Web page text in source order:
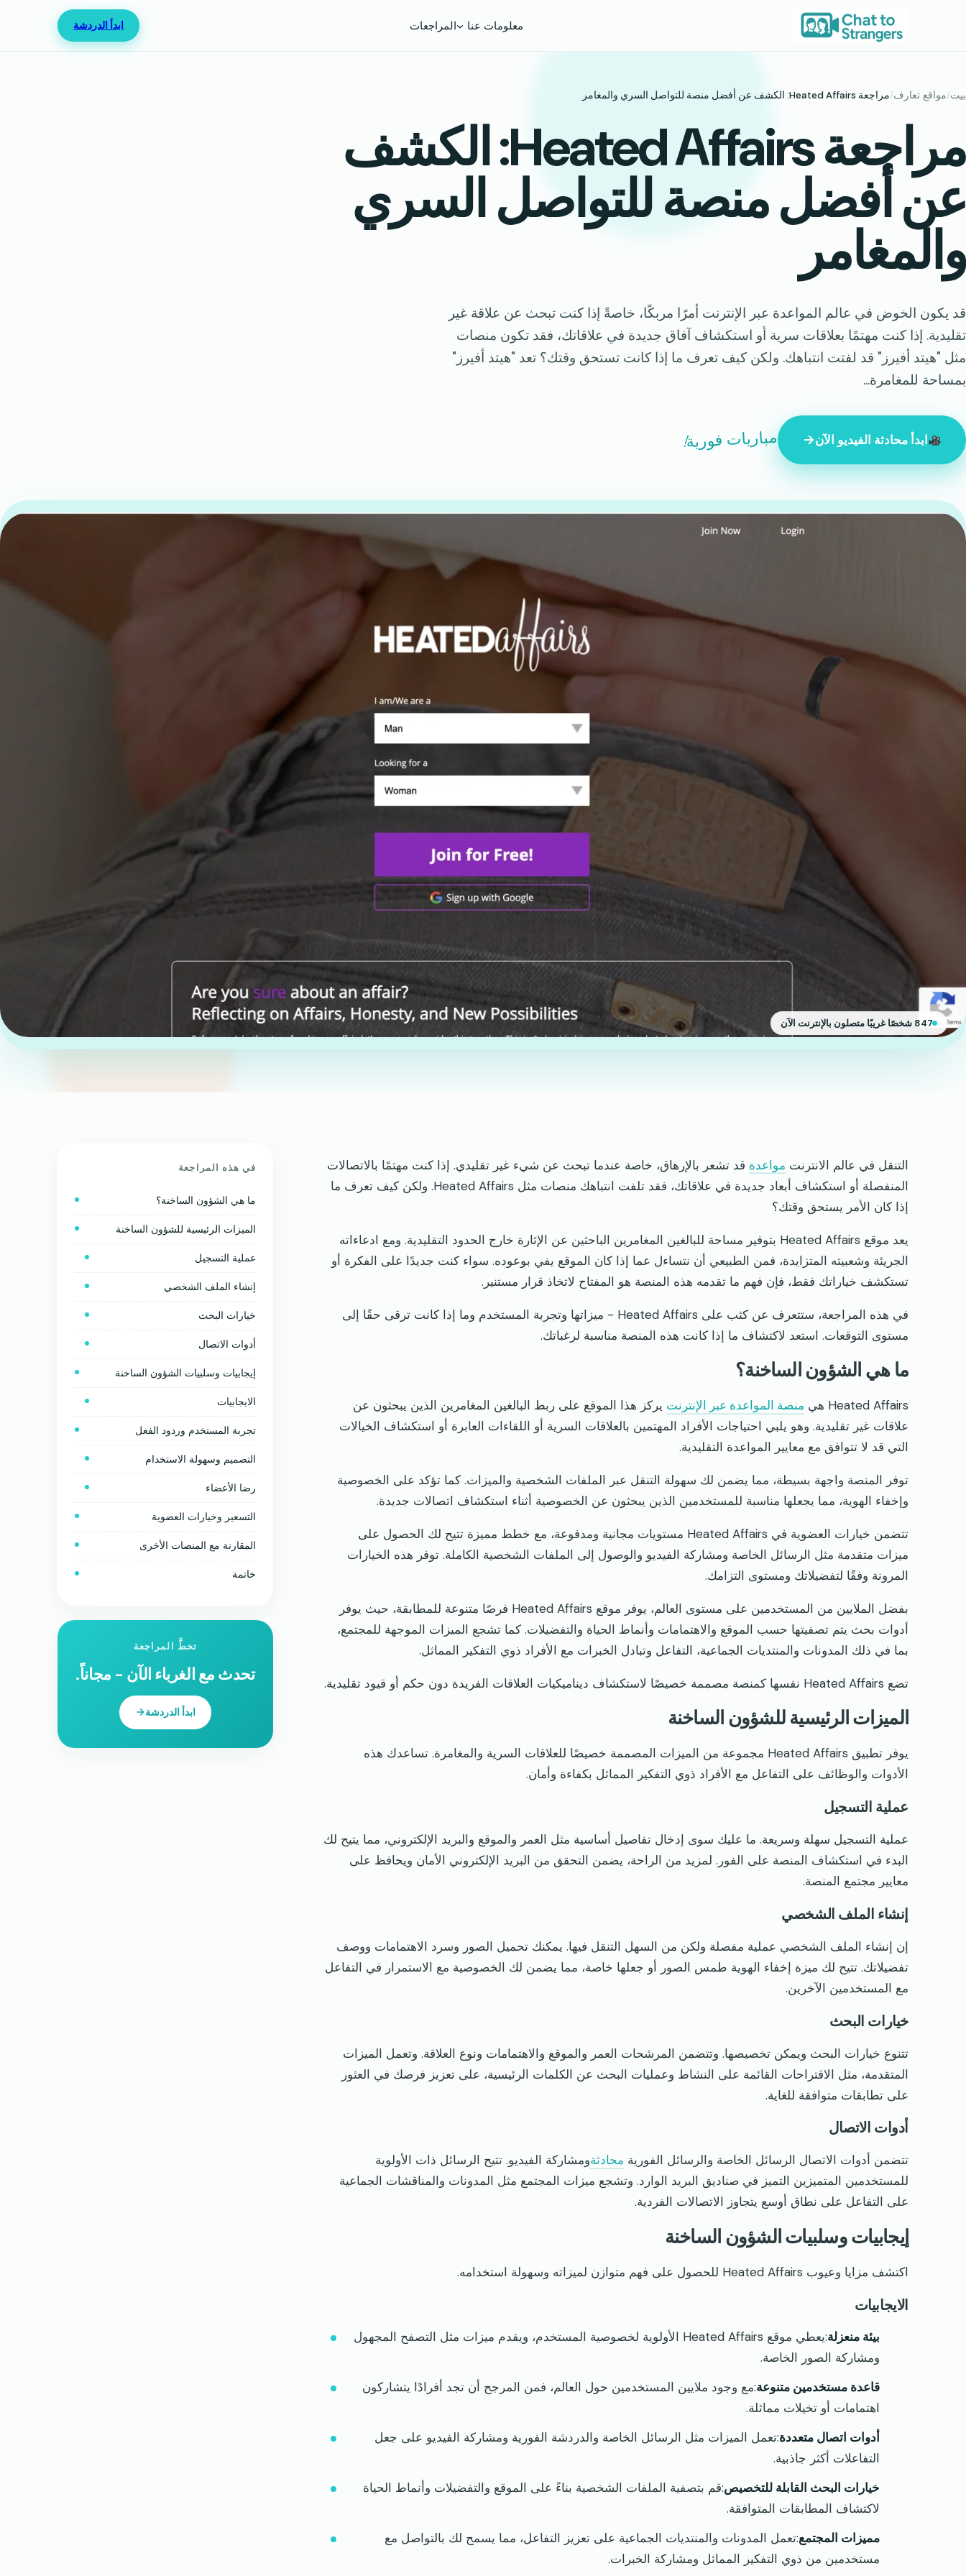
معلومات عنا المراجعات ابدأ الدردشة
بيت/مواقع تعارف/مراجعة Heated Affairs: الكشف عن أفضل منصة للتواصل السري والمغامر
مراجعة Heated Affairs: الكشف
عن أفضل منصة للتواصل السري
والمغامر
قد يكون الخوض في عالم المواعدة عبر الإنترنت أمرًا مربكًا، خاصةً إذا كنت تبحث عن علاقة غير
تقليدية. إذا كنت مهتمًا بعلاقات سرية أو استكشاف آفاق جديدة في علاقاتك، فقد تكون منصات
مثل "هيتد أفيرز" قد لفتت انتباهك. ولكن كيف تعرف ما إذا كانت تستحق وقتك؟ تعد "هيتد أفيرز"
بمساحة للمغامرة...
ابدأ محادثة الفيديو الآن مباريات فورية!
847 شخصًا غريبًا متصلون بالإنترنت الآن
التنقل في عالم الانترنت مواعدة قد تشعر بالإرهاق، خاصة عندما تبحث عن شيء غير تقليدي. إذا كنت مهتمًا بالاتصالات
المنفصلة أو استكشاف أبعاد جديدة في علاقاتك، فقد تلفت انتباهك منصات مثل Heated Affairs. ولكن كيف تعرف ما
إذا كان الأمر يستحق وقتك؟
يعد موقع Heated Affairs بتوفير مساحة للبالغين المغامرين الباحثين عن الإثارة خارج الحدود التقليدية. ومع ادعاءاته
الجريئة وشعبيته المتزايدة، فمن الطبيعي أن نتساءل عما إذا كان الموقع يفي بوعوده. سواء كنت جديدًا على الفكرة أو
تستكشف خياراتك فقط، فإن فهم ما تقدمه هذه المنصة هو المفتاح لاتخاذ قرار مستنير.
في هذه المراجعة، ستتعرف عن كثب على Heated Affairs - ميزاتها وتجربة المستخدم وما إذا كانت ترقى حقًا إلى
مستوى التوقعات. استعد لاكتشاف ما إذا كانت هذه المنصة مناسبة لرغباتك.
ما هي الشؤون الساخنة؟
Heated Affairs هي منصة المواعدة عبر الإنترنت يركز هذا الموقع على ربط البالغين المغامرين الذين يبحثون عن
علاقات غير تقليدية. وهو يلبي احتياجات الأفراد المهتمين بالعلاقات السرية أو اللقاءات العابرة أو استكشاف الخيالات
التي قد لا تتوافق مع معايير المواعدة التقليدية.
توفر المنصة واجهة بسيطة، مما يضمن لك سهولة التنقل عبر الملفات الشخصية والميزات. كما تؤكد على الخصوصية
وإخفاء الهوية، مما يجعلها مناسبة للمستخدمين الذين يبحثون عن الخصوصية أثناء استكشاف اتصالات جديدة.
تتضمن خيارات العضوية في Heated Affairs مستويات مجانية ومدفوعة، مع خطط مميزة تتيح لك الحصول على
ميزات متقدمة مثل الرسائل الخاصة ومشاركة الفيديو والوصول إلى الملفات الشخصية الكاملة. توفر هذه الخيارات
المرونة وفقًا لتفضيلاتك ومستوى التزامك.
بفضل الملايين من المستخدمين على مستوى العالم، يوفر موقع Heated Affairs فرصًا متنوعة للمطابقة، حيث يوفر
أدوات بحث يتم تصفيتها حسب الموقع والاهتمامات وأنماط الحياة والتفضيلات. كما تشجع الميزات الموجهة للمجتمع،
بما في ذلك المدونات والمنتديات الجماعية، التفاعل وتبادل الخبرات مع الأفراد ذوي التفكير المماثل.
تضع Heated Affairs نفسها كمنصة مصممة خصيصًا لاستكشاف ديناميكيات العلاقات الفريدة دون حكم أو قيود تقليدية.
الميزات الرئيسية للشؤون الساخنة
يوفر تطبيق Heated Affairs مجموعة من الميزات المصممة خصيصًا للعلاقات السرية والمغامرة. تساعدك هذه
الأدوات والوظائف على التفاعل مع الأفراد ذوي التفكير المماثل بكفاءة وأمان.
عملية التسجيل
عملية التسجيل سهلة وسريعة. ما عليك سوى إدخال تفاصيل أساسية مثل العمر والموقع والبريد الإلكتروني، مما يتيح لك
البدء في استكشاف المنصة على الفور. لمزيد من الراحة، يضمن التحقق من البريد الإلكتروني الأمان ويحافظ على
معايير مجتمع المنصة.
إنشاء الملف الشخصي
إن إنشاء الملف الشخصي عملية مفصلة ولكن من السهل التنقل فيها. يمكنك تحميل الصور وسرد الاهتمامات ووصف
تفضيلاتك. تتيح لك ميزة إخفاء الهوية طمس الصور أو جعلها خاصة، مما يضمن لك الخصوصية مع الاستمرار في التفاعل
مع المستخدمين الآخرين.
خيارات البحث
تتنوع خيارات البحث ويمكن تخصيصها. وتتضمن المرشحات العمر والموقع والاهتمامات ونوع العلاقة. وتعمل الميزات
المتقدمة، مثل الاقتراحات القائمة على النشاط وعمليات البحث عن الكلمات الرئيسية، على تعزيز فرصك في العثور
على تطابقات متوافقة للغاية.
أدوات الاتصال
تتضمن أدوات الاتصال الرسائل الخاصة والرسائل الفورية محادثةومشاركة الفيديو. تتيح الرسائل ذات الأولوية
للمستخدمين المتميزين التميز في صناديق البريد الوارد. وتشجع ميزات المجتمع مثل المدونات والمناقشات الجماعية
على التفاعل على نطاق أوسع يتجاوز الاتصالات الفردية.
إيجابيات وسلبيات الشؤون الساخنة
اكتشف مزايا وعيوب Heated Affairs للحصول على فهم متوازن لميزاته وسهولة استخدامه.
الايجابيات
بيئة منعزلة
:يعطي موقع Heated Affairs الأولوية لخصوصية المستخدم، ويقدم ميزات مثل التصفح المجهول
ومشاركة الصور الخاصة.
قاعدة مستخدمين متنوعة:مع وجود ملايين المستخدمين حول العالم، فمن المرجح أن تجد أفرادًا يتشاركون
اهتمامات أو تخيلات مماثلة.
أدوات اتصال متعددة:تعمل الميزات مثل الرسائل الخاصة والدردشة الفورية ومشاركة الفيديو على جعل
التفاعلات أكثر جاذبية.
خيارات البحث القابلة للتخصيص:قم بتصفية الملفات الشخصية بناءً على الموقع والتفضيلات وأنماط الحياة
لاكتشاف المطابقات المتوافقة.
مميزات المجتمع:تعمل المدونات والمنتديات الجماعية على تعزيز التفاعل، مما يسمح لك بالتواصل مع
مستخدمين من ذوي التفكير المماثل ومشاركة الخبرات.
في هذه المراجعة
ما هي الشؤون الساخنة؟
الميزات الرئيسية للشؤون الساخنة
عملية التسجيل
إنشاء الملف الشخصي
خيارات البحث
أدوات الاتصال
إيجابيات وسلبيات الشؤون الساخنة
الايجابيات
تجربة المستخدم وردود الفعل
التصميم وسهولة الاستخدام
رضا الأعضاء
التسعير وخيارات العضوية
المقارنة مع المنصات الأخرى
خاتمة
تخطَّ المراجعة
تحدث مع الغرباء الآن - مجاناً.
ابدأ الدردشة